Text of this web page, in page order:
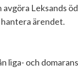
Leksands
ärendet.
liga- och